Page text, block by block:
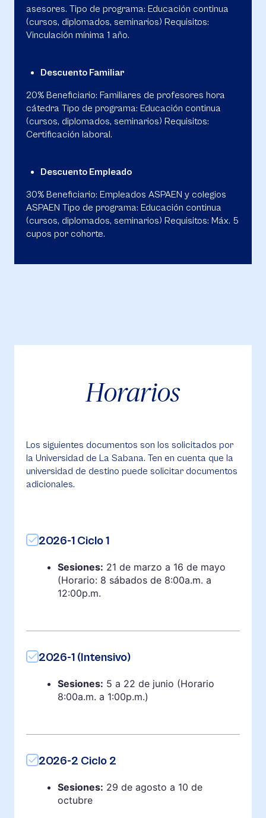
asesores. Tipo de programa: Educación continua
(cursos, diplomados, seminarios) Requisitos:
Vinculación mínima 1 año.
Descuento Familiar
20% Beneficiario: Familiares de profesores hora
cátedra Tipo de programa: Educación continua
(cursos, diplomados, seminarios) Requisitos:
Certificación laboral.
Descuento Empleado
30% Beneficiario: Empleados ASPAEN y colegios
ASPAEN Tipo de programa: Educación continua
(cursos, diplomados, seminarios) Requisitos: Máx. 5
cupos por cohorte.
Horarios
Los siguientes documentos son los solicitados por
la Universidad de La Sabana. Ten en cuenta que la
universidad de destino puede solicitar documentos
adicionales.
2026-1 Ciclo 1
Sesiones: 21 de marzo a 16 de mayo
(Horario: 8 sábados de 8:00a.m. a
12:00p.m.
2026-1 (Intensivo)
Sesiones: 5 a 22 de junio (Horario
8:00a.m. a 1:00p.m.)
2026-2 Ciclo 2
Sesiones: 29 de agosto a 10 de
octubre